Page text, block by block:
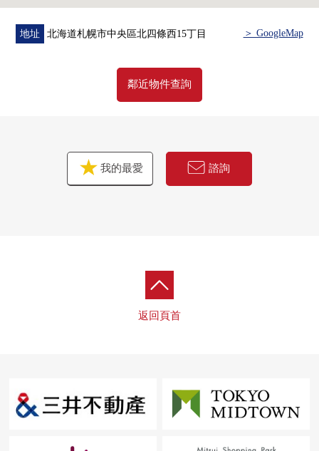
▼設備
○溫水式地板暖氣
○浴室烘乾機(霧有桑拿房)
○全部的智能浴缸系統
○附帶TV監視器的防盜門
○三倍鎖頭
房屋的詳細、需討論是如感興趣,歡迎請隨時聯繫我們。
地址 北海道札幌市中央區北四條西15丁目 ＞ GoogleMap
鄰近物件查詢
我的最愛 諮詢
返回頁首